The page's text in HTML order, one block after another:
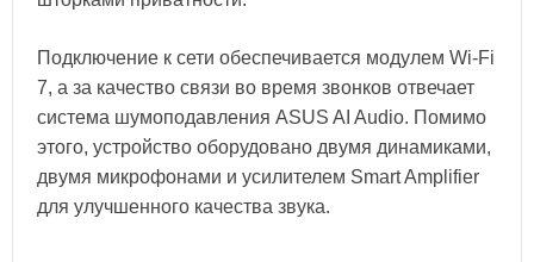
Подключение к сети обеспечивается модулем Wi-Fi
7, а за качество связи во время звонков отвечает
система шумоподавления ASUS AI Audio. Помимо
этого, устройство оборудовано двумя динамиками,
двумя микрофонами и усилителем Smart Amplifier
для улучшенного качества звука.